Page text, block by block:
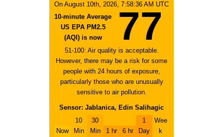
On August 10th, 2026, 7:58:36 AM UTC
10-minute Average
US EPA PM2.5
(AQI) is now
77
51-100: Air quality is acceptable.
However, there may be a risk for some
people with 24 hours of exposure,
particularly those who are unusually
sensitive to air pollution.
Sensor: Jablanica, Edin Salihagic
Now
10
Min
30
Min
1 hr
6 hr
1
Day
Wee
k